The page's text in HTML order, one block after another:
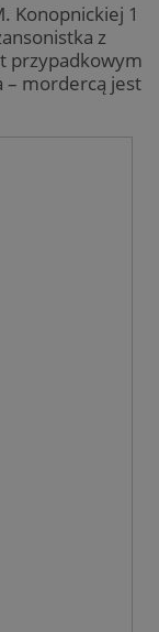
Konopnickiej 1
z
przypadkowym
– mordercą jest